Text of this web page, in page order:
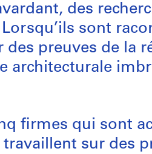
des
sont
preuves de la
architecturale
firmes qui sont
sur des